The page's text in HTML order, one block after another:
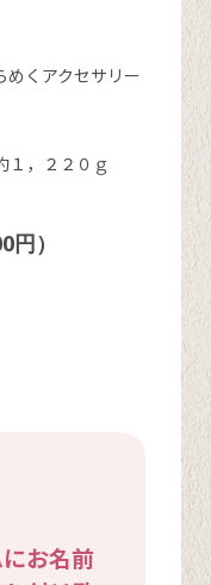
めくアクセサリー
１，２２０ｇ
）
お名前